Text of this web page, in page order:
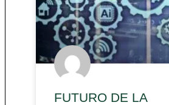
FUTURO DE LA